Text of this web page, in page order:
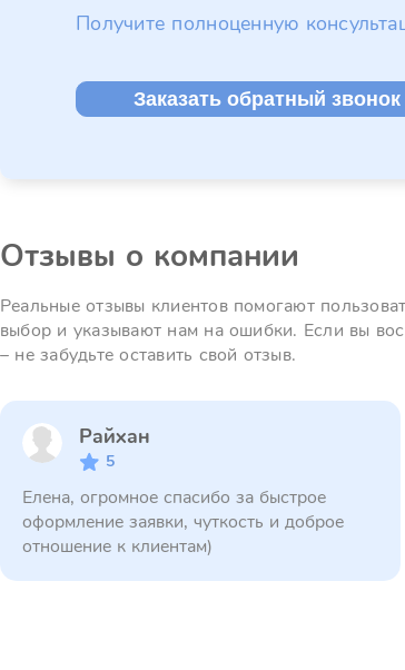
Получите полноценную
Заказать обратный звонок
Отзывы о компании
Реальные отзывы клиентов помогают
выбор и указывают нам на ошибки. Если вы
– не забудьте оставить свой отзыв.
Райхан
5
Елена, огромное спасибо за быстрое
оформление заявки, чуткость и доброе
отношение к клиентам)